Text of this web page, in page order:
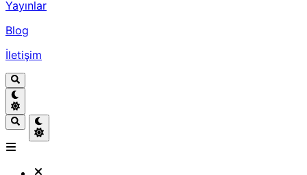
Yayınlar
Blog
İletişim